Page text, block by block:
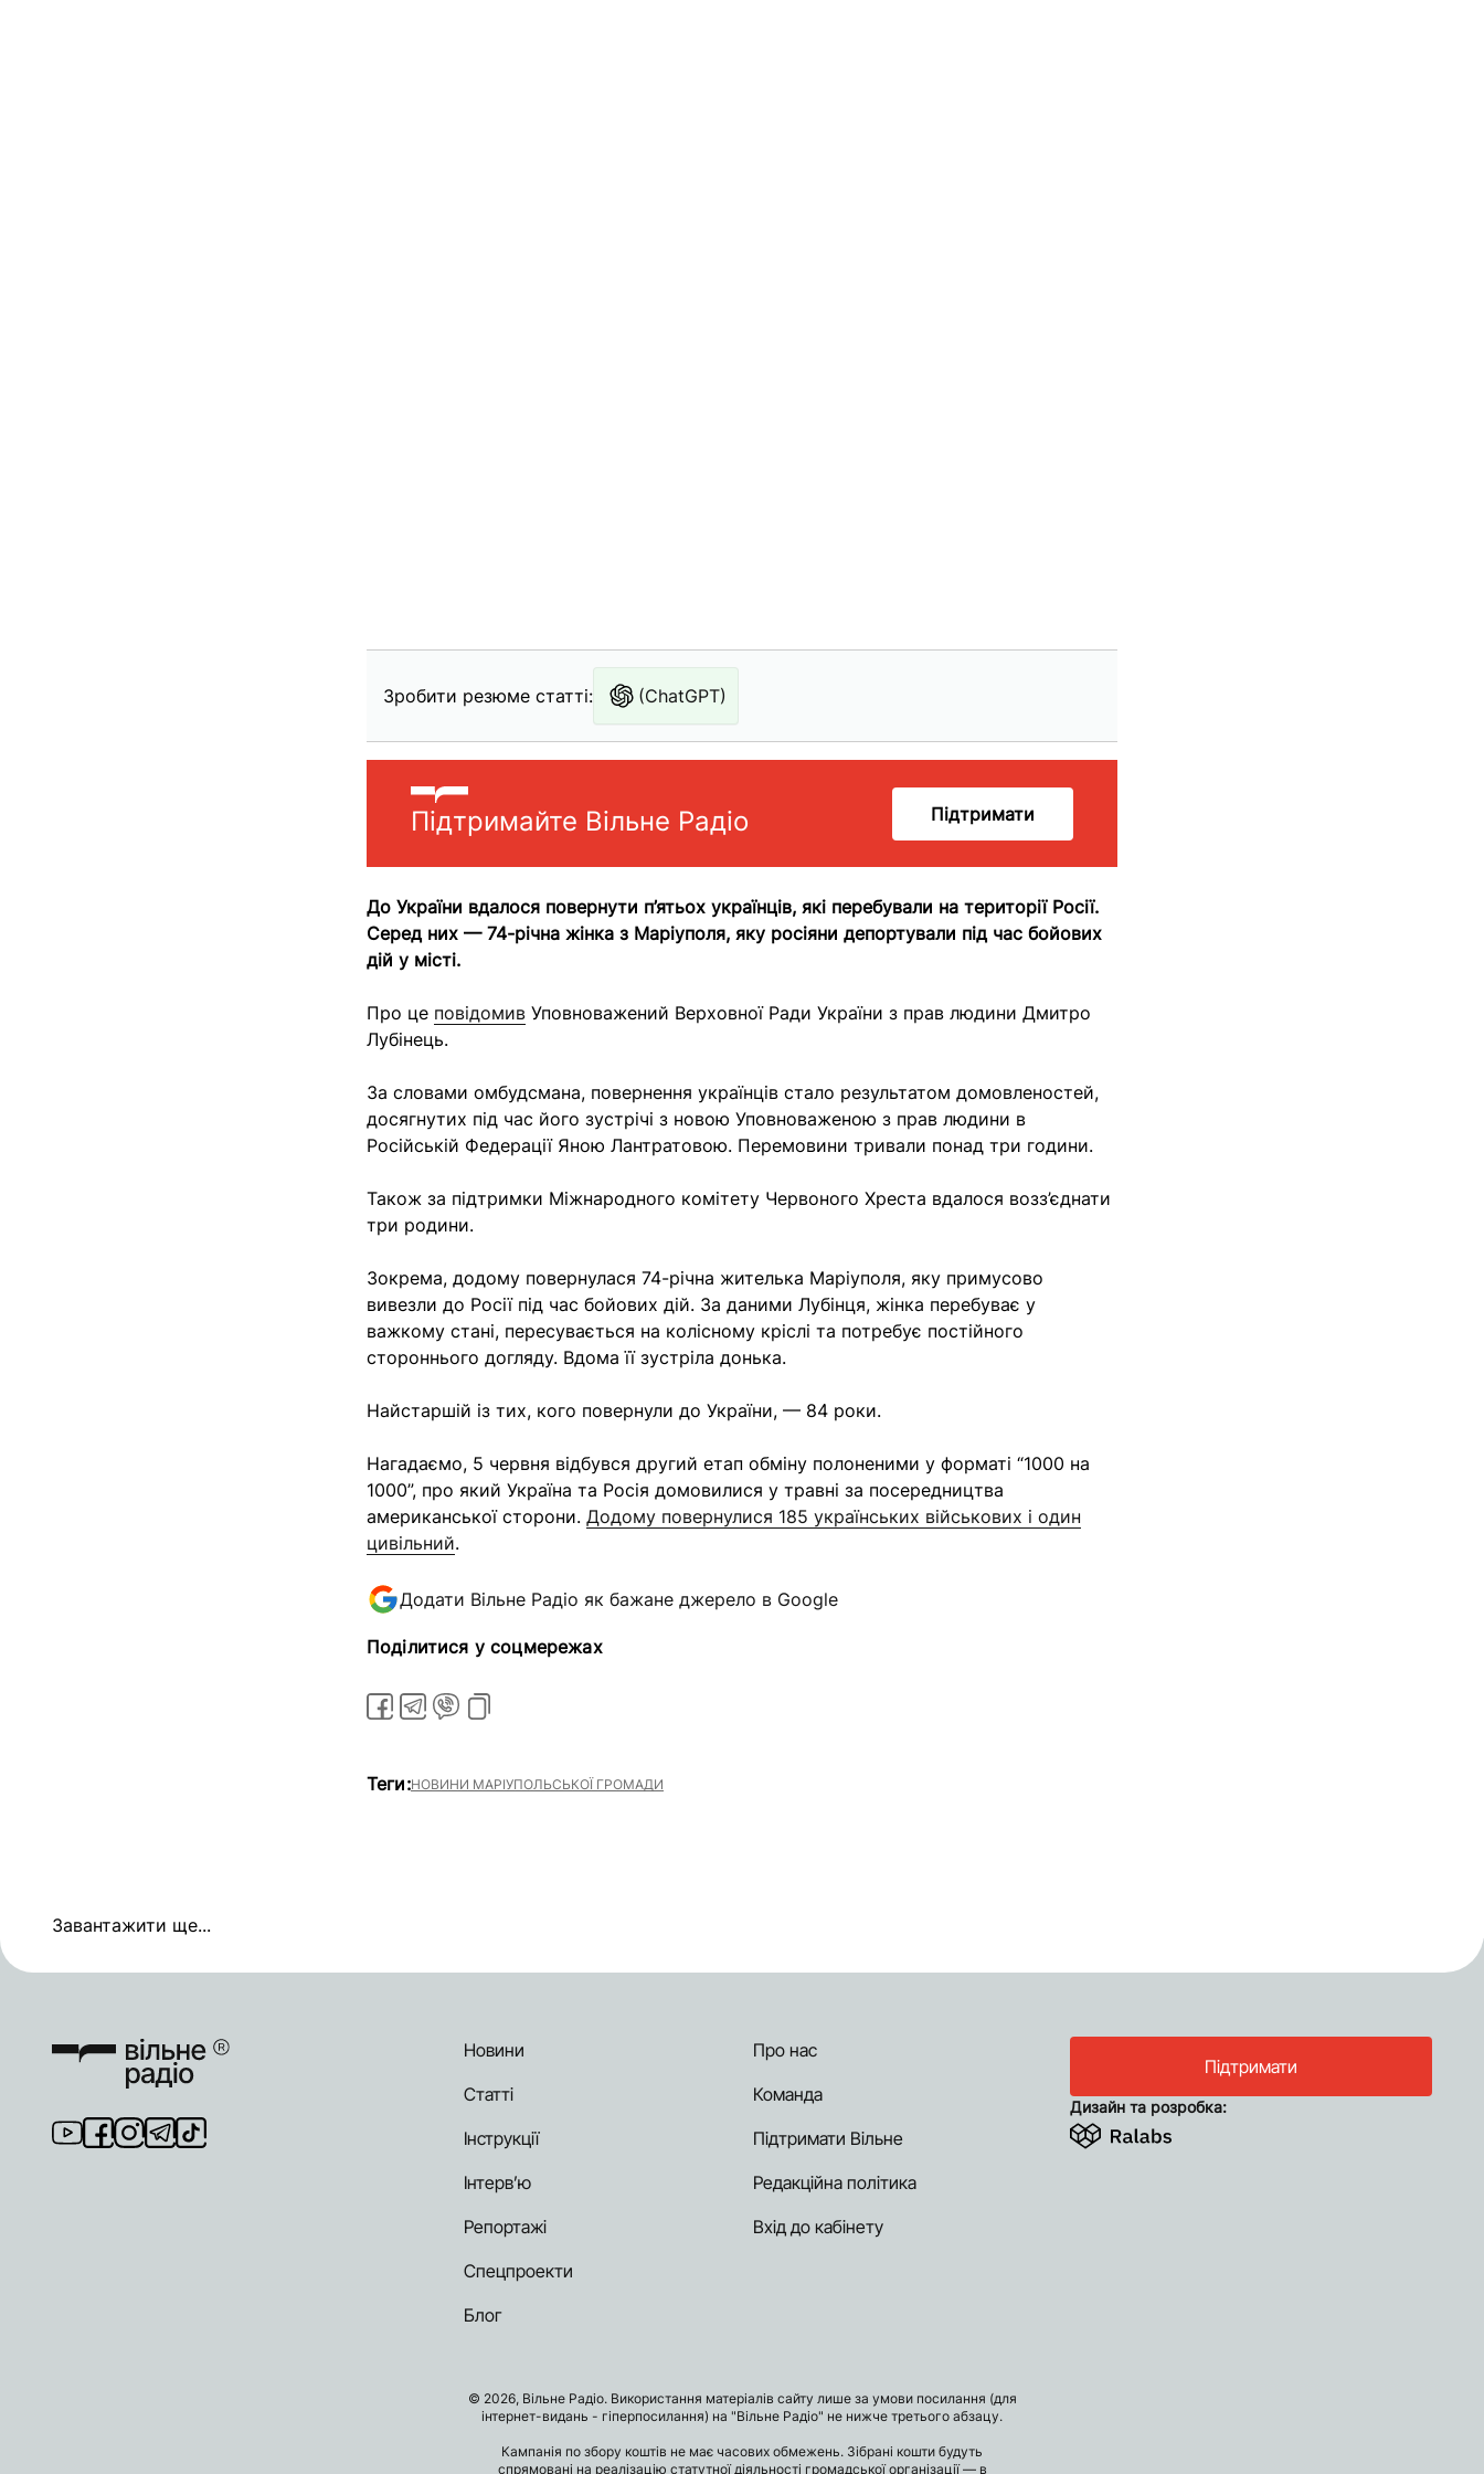
Зробити резюме статті: (ChatGPT)
Підтримайте Вільне Радіо Підтримати
До України вдалося повернути п’ятьох українців, які перебували на території Росії.
Серед них — 74-річна жінка з Маріуполя, яку росіяни депортували під час бойових
дій у місті.
Про це повідомив Уповноважений Верховної Ради України з прав людини Дмитро
Лубінець.
За словами омбудсмана, повернення українців стало результатом домовленостей,
досягнутих під час його зустрічі з новою Уповноваженою з прав людини в
Російській Федерації Яною Лантратовою. Перемовини тривали понад три години.
Також за підтримки Міжнародного комітету Червоного Хреста вдалося возз’єднати
три родини.
Зокрема, додому повернулася 74-річна жителька Маріуполя, яку примусово
вивезли до Росії під час бойових дій. За даними Лубінця, жінка перебуває у
важкому стані, пересувається на колісному кріслі та потребує постійного
стороннього догляду. Вдома її зустріла донька.
Найстаршій із тих, кого повернули до України, — 84 роки.
Нагадаємо, 5 червня відбувся другий етап обміну полоненими у форматі “1000 на
1000”, про який Україна та Росія домовилися у травні за посередництва
американської сторони. Додому повернулися 185 українських військових і один
цивільний.
Додати Вільне Радіо як бажане джерело в Google
Поділитися у соцмережах
Теги:НОВИНИ МАРІУПОЛЬСЬКОЇ ГРОМАДИ
Завантажити ще...
Новини
Статті
Інструкції
Інтерв’ю
Репортажі
Спецпроекти
Блог
Про нас
Команда
Підтримати Вільне
Редакційна політика
Вхід до кабінету
Підтримати
Дизайн та розробка:
© 2026, Вільне Радіо. Використання матеріалів сайту лише за умови посилання (для
інтернет-видань - гіперпосилання) на "Вільне Радіо" не нижче третього абзацу.
Кампанія по збору коштів не має часових обмежень. Зібрані кошти будуть
спрямовані на реалізацію статутної діяльності громадської організації — в